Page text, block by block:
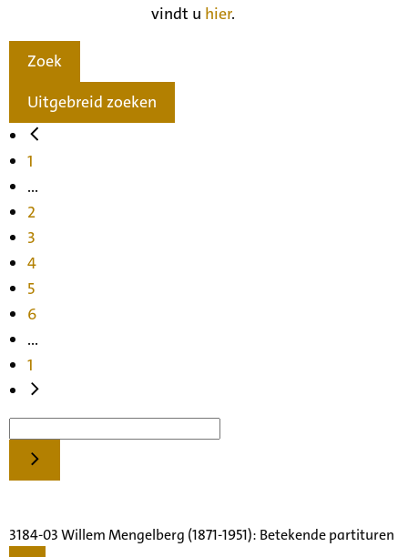
vindt u hier.
Zoek
Uitgebreid zoeken
1
...
2
3
4
5
6
...
1
3184-03 Willem Mengelberg (1871-1951): Betekende partituren